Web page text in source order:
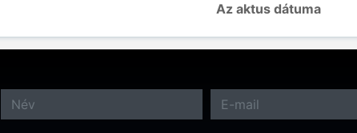
Az aktus dátuma